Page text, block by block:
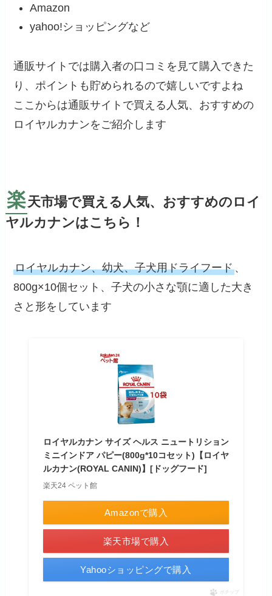
Amazon
yahoo!ショッピングなど
通販サイトでは購入者の口コミを見て購入できた
り、ポイントも貯められるので嬉しいですよね
ここからは通販サイトで買える人気、おすすめの
ロイヤルカナンをご紹介します
楽天市場で買える人気、おすすめのロイ
ヤルカナンはこちら！
ロイヤルカナン、幼犬、子犬用ドライフード、
800g×10個セット、子犬の小さな顎に適した大き
さと形をしています
ロイヤルカナン サイズ ヘルス ニュートリション
ミニインドア パピー(800g*10コセット)【ロイヤ
ルカナン(ROYAL CANIN)】[ドッグフード]
楽天24 ペット館
Amazonで購入
楽天市場で購入
Yahooショッピングで購入
ポチップ